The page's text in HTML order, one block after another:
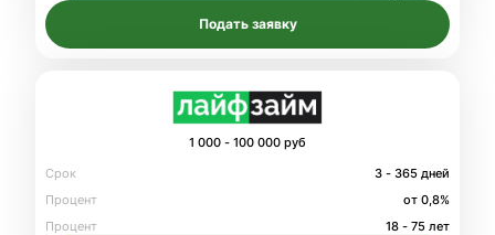
Подать заявку
1 000 - 100 000 руб
Срок
3 - 365 дней
Процент
от 0,8%
Процент
18 - 75 лет